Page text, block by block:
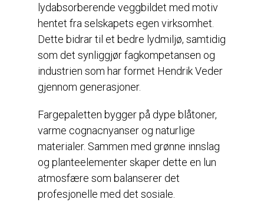
lydabsorberende veggbildet med motiv
hentet fra selskapets egen virksomhet.
Dette bidrar til et bedre lydmiljø, samtidig
som det synliggjør fagkompetansen og
industrien som har formet Hendrik Veder
gjennom generasjoner.
Fargepaletten bygger på dype blåtoner,
varme cognacnyanser og naturlige
materialer. Sammen med grønne innslag
og planteelementer skaper dette en lun
atmosfære som balanserer det
profesjonelle med det sosiale.